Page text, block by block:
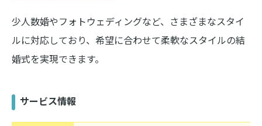
少人数婚やフォトウェディングなど、さまざまなスタイ
ルに対応しており、希望に合わせて柔軟なスタイルの結
婚式を実現できます。
サービス情報